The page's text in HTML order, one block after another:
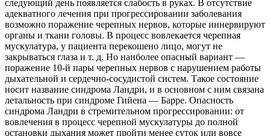
следующий день появляется слабость в руках. В отсутствие
адекватного лечения при прогрессировании заболевания
возможно поражение черепных нервов, которые иннервируют
органы и ткани головы. В процесс вовлекается черепная
мускулатура, у пациента перекошено лицо, могут не
закрываться глаза и т. д. Но наиболее опасный вариант —
поражение 10-й пары черепных нервов с нарушением работы
дыхательной и сердечно-сосудистой систем. Такое состояние
носит название синдрома Ландри, и в основном с ним связана
летальность при синдроме Гийена — Барре. Опасность
синдрома Ландри в стремительном прогрессировании: от
вовлечения в процесс черепной мускулатуры до полной
остановки дыхания может пройти менее суток или вовсе